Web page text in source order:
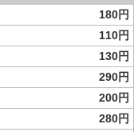
180円
110円
130円
290円
200円
280円